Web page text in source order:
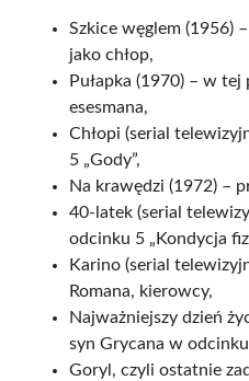
Szkice węglem (1956)
jako chłop,
Pułapka (1970) – w
esesmana,
Chłopi (serial
5 „Gody”,
Na krawędzi (1972) –
40-latek (serial
odcinku 5 „Kondycja
Karino (serial
Romana, kierowcy,
Najważniejszy dzień
syn Grycana w odcinku
Goryl, czyli ostatnie